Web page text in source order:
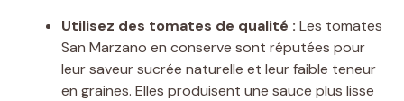
Utilisez des tomates de qualité : Les tomates
San Marzano en conserve sont réputées pour
leur saveur sucrée naturelle et leur faible teneur
en graines. Elles produisent une sauce plus lisse